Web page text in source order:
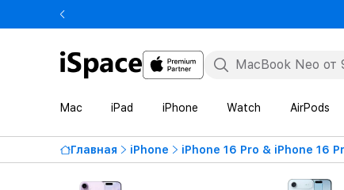
Mac iPad iPhone Watch AirPods
Главная iPhone iPhone 16 Pro & iPhone 16